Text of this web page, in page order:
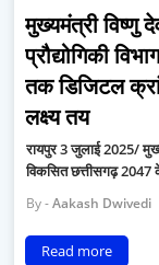
मुख्यमंत्री विष्णु
प्रौद्योगिकी
तक डिजिटल
लक्ष्य तय
रायपुर 3 जुलाई 2025/
विकसित छत्तीसगढ़ 2047
Aakash Dwivedi
Read more